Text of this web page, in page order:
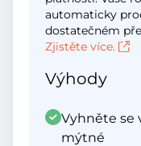
automaticky
dostatečném
Zjistěte více.
Výhody
Vyhněte se
mýtné